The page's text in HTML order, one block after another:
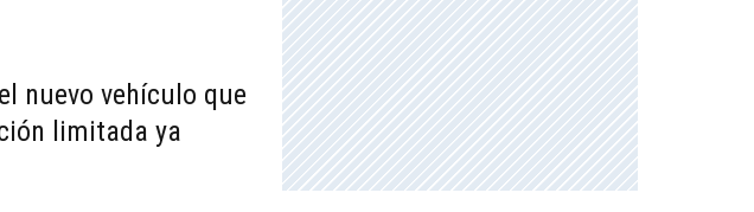
nuevo vehículo que
limitada ya